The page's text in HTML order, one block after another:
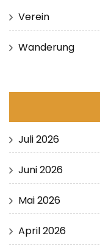
Verein
Wanderung
Juli 2026
Juni 2026
Mai 2026
April 2026